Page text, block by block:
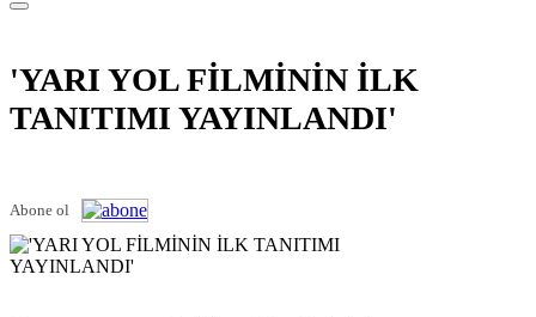
'YARI YOL FİLMİNİN İLK
TANITIMI YAYINLANDI'
Abone ol